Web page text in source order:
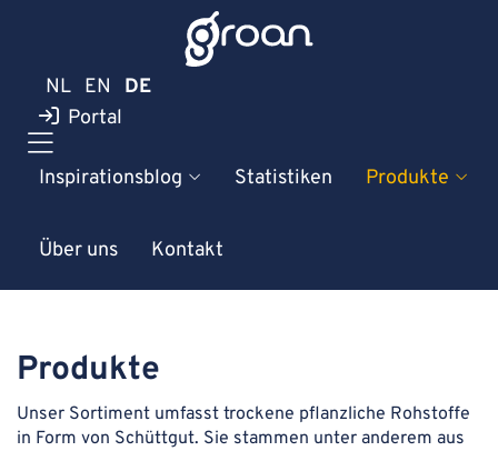
Inspirationsblog Statistiken Produkte
Über uns Kontakt
NL EN
DE
Portal
Produkte
Unser Sortiment umfasst trockene pflanzliche Rohstoffe
in Form von Schüttgut. Sie stammen unter anderem aus